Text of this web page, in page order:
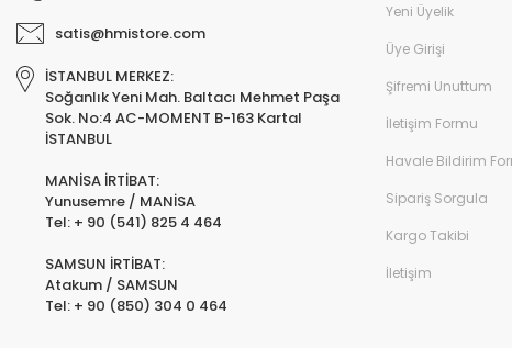
satis@hmistore.com
İSTANBUL MERKEZ:
Soğanlık Yeni Mah. Baltacı Mehmet Paşa
Sok. No:4 AC-MOMENT B-163 Kartal
İSTANBUL
MANİSA İRTİBAT:
Yunusemre / MANİSA
Tel: + 90 (541) 825 4 464
SAMSUN İRTİBAT:
Atakum / SAMSUN
Tel: + 90 (850) 304 0 464
Yeni Üyelik
Üye Girişi
Şifremi Unuttum
İletişim Formu
Havale Bildirim
Sipariş Sorgula
Kargo Takibi
İletişim